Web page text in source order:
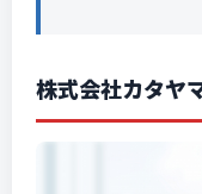
株式会社カタヤ